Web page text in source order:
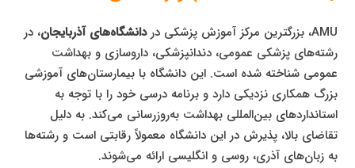
AMU، بزرگترین مرکز آموزش پزشکی در دانشگاه‌های آذربایجان، در
رشته‌های پزشکی عمومی، دندانپزشکی، داروسازی و بهداشت
عمومی شناخته شده است. این دانشگاه با بیمارستان‌های آموزشی
بزرگ همکاری نزدیکی دارد و برنامه درسی خود را با توجه به
استانداردهای بین‌المللی بهداشت به‌روزرسانی می‌کند. به دلیل
تقاضای بالا، پذیرش در این دانشگاه معمولاً رقابتی است و رشته‌ها
به زبان‌های آذری، روسی و انگلیسی ارائه می‌شوند.